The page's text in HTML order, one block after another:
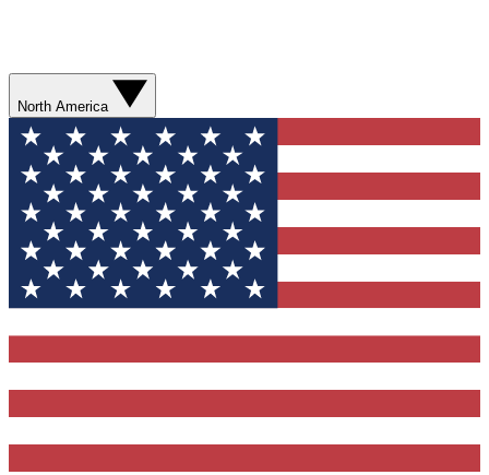
North America